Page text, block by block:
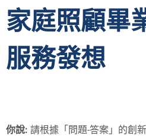
家庭照顧畢
服務發想
你說: 請根據「問題-答案」的創